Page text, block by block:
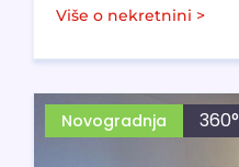
Više o nekretnini >
Novogradnja 360°